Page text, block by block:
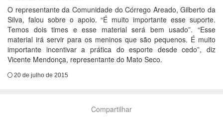
O representante da Comunidade do Córrego Areado, Gilberto da
Silva, falou sobre o apoio. “É muito importante esse suporte.
Temos dois times e esse material será bem usado”. “Esse
material irá servir para os meninos que são pequenos. É muito
importante incentivar a prática do esporte desde cedo”, diz
Vicente Mendonça, representante do Mato Seco.
20 de julho de 2015
Compartilhar